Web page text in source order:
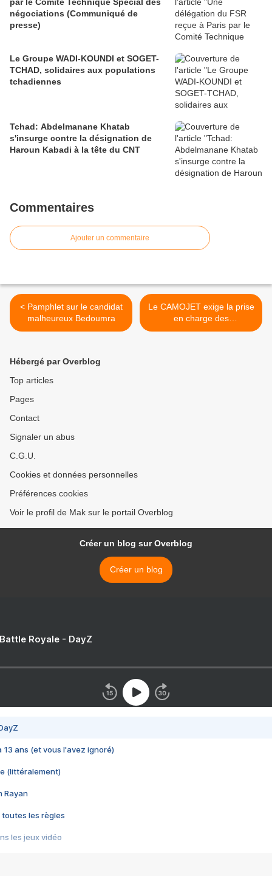
négociations (Communiqué de
presse)
Le Groupe WADI-KOUNDI et SOGET-
TCHAD, solidaires aux populations
tchadiennes
Tchad: Abdelmanane Khatab
s'insurge contre la désignation de
Haroun Kabadi à la tête du CNT
Commentaires
Ajouter un commentaire
< Pamphlet sur le candidat
malheureux Bedoumra
Le CAMOJET exige la prise
en charge des
préoccupations de la
Hébergé par Overblog
Top articles
Pages
Contact
Signaler un abus
C.G.U.
Cookies et données personnelles
Préférences cookies
Voir le profil de Mak sur le portail Overblog
Créer un blog sur Overblog
Créer un blog
Royale - DayZ
13 ans (et vous l'avez ignoré)
(littéralement)
Rayan
toutes les règles
les jeux vidéo